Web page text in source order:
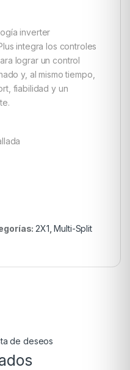
inverter
integra los controles
lograr un control
y, al mismo tiempo,
fiabilidad y un
2X1 ,Multi-Split
de deseos